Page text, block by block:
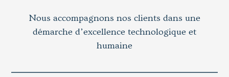
Nous accompagnons nos clients dans une
démarche d’excellence technologique et
humaine